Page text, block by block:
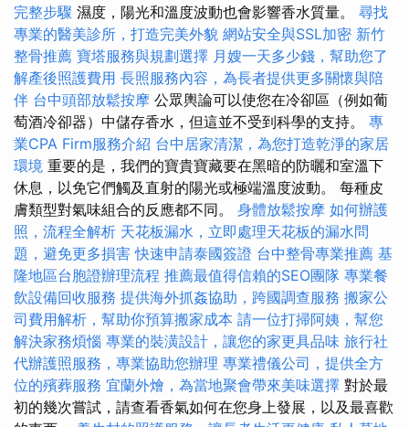
完整步驟 濕度，陽光和溫度波動也會影響香水質量。 尋找
專業的醫美診所，打造完美外貌 網站安全與SSL加密 新竹
整骨推薦 寶塔服務與規劃選擇 月嫂一天多少錢，幫助您了
解產後照護費用 長照服務內容，為長者提供更多關懷與陪
伴 台中頭部放鬆按摩 公眾輿論可以使您在冷卻區（例如葡
萄酒冷卻器）中儲存香水，但這並不受到科學的支持。 專
業CPA Firm服務介紹 台中居家清潔，為您打造乾淨的家居
環境 重要的是，我們的寶貴寶藏要在黑暗的防曬和室溫下
休息，以免它們觸及直射的陽光或極端溫度波動。 每種皮
膚類型對氣味組合的反應都不同。 身體放鬆按摩 如何辦護
照，流程全解析 天花板漏水，立即處理天花板的漏水問
題，避免更多損害 快速申請泰國簽證 台中整骨專業推薦 基
隆地區台胞證辦理流程 推薦最值得信賴的SEO團隊 專業餐
飲設備回收服務 提供海外抓姦協助，跨國調查服務 搬家公
司費用解析，幫助你預算搬家成本 請一位打掃阿姨，幫您
解決家務煩惱 專業的裝潢設計，讓您的家更具品味 旅行社
代辦護照服務，專業協助您辦理 專業禮儀公司，提供全方
位的殯葬服務 宜蘭外燴，為當地聚會帶來美味選擇 對於最
初的幾次嘗試，請查看香氣如何在您身上發展，以及最喜歡